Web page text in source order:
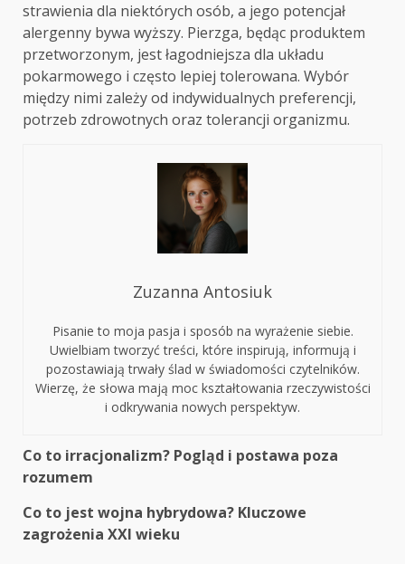
strawienia dla niektórych osób, a jego potencjał
alergenny bywa wyższy. Pierzga, będąc produktem
przetworzonym, jest łagodniejsza dla układu
pokarmowego i często lepiej tolerowana. Wybór
między nimi zależy od indywidualnych preferencji,
potrzeb zdrowotnych oraz tolerancji organizmu.
Zuzanna Antosiuk
Pisanie to moja pasja i sposób na wyrażenie siebie.
Uwielbiam tworzyć treści, które inspirują, informują i
pozostawiają trwały ślad w świadomości czytelników.
Wierzę, że słowa mają moc kształtowania rzeczywistości
i odkrywania nowych perspektyw.
Continue
Co to irracjonalizm? Pogląd i postawa poza
rozumem
Co to jest wojna hybrydowa? Kluczowe
zagrożenia XXI wieku